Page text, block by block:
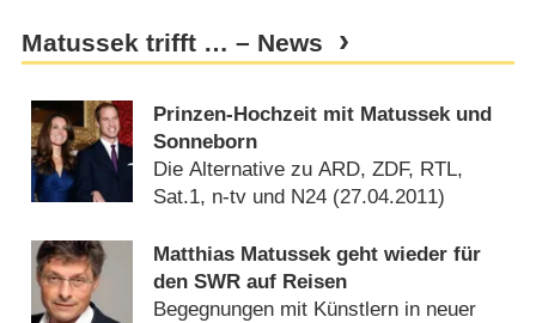
Matussek trifft … – News
Prinzen-Hochzeit mit Matussek und
Sonneborn
Die Alternative zu ARD, ZDF, RTL,
Sat.1, n-tv und N24 (27.04.2011)
Matthias Matussek geht wieder für
den SWR auf Reisen
Begegnungen mit Künstlern in neuer